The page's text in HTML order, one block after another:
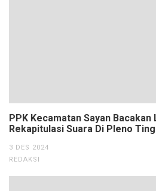
PPK Kecamatan Sayan Bacakan
Rekapitulasi Suara Di Pleno
3 DES 2024
REDAKSI